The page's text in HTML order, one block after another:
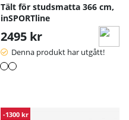
Tält för studsmatta 366 cm,
inSPORTline
2495 kr
Denna produkt har utgått!
-1300 kr